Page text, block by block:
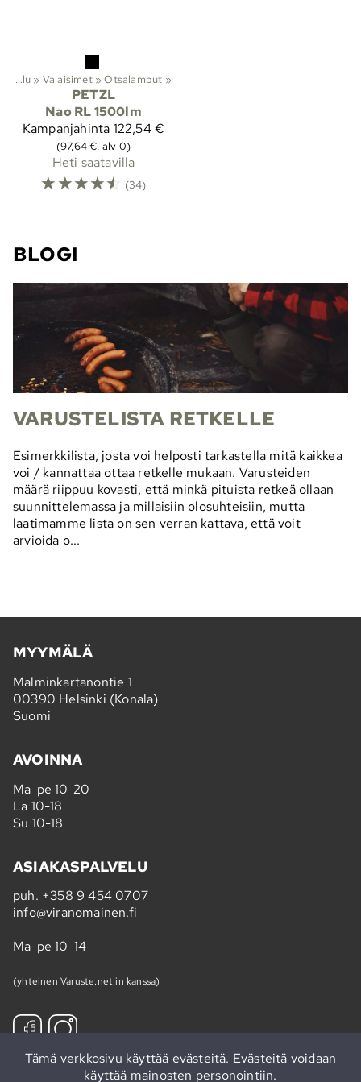
Ulkoilu ‪» Valaisimet ‪»Otsalamput ‪»
PETZL
Nao RL 1500lm
Kampanjahinta 122,54 €
(97,64 €, alv 0)
Heti saatavilla
☆☆☆☆☆ (34)
BLOGI
VARUSTELISTA RETKELLE
Esimerkkilista, josta voi helposti tarkastella mitä kaikkea
voi / kannattaa ottaa retkelle mukaan. Varusteiden
määrä riippuu kovasti, että minkä pituista retkeä ollaan
suunnittelemassa ja millaisiin olosuhteisiin, mutta
laatimamme lista on sen verran kattava, että voit
arvioida o...
MYYMÄLÄ
Malminkartanontie 1
00390 Helsinki (Konala)
Suomi
AVOINNA
Ma-pe 10-20
La 10-18
Su 10-18
ASIAKASPALVELU
puh. +358 9 454 0707
info@viranomainen.fi
Ma-pe 10-14
(yhteinen Varuste.net:in kanssa)
Tämä verkkosivu käyttää evästeitä. Evästeitä voidaan
käyttää mainosten personointiin.